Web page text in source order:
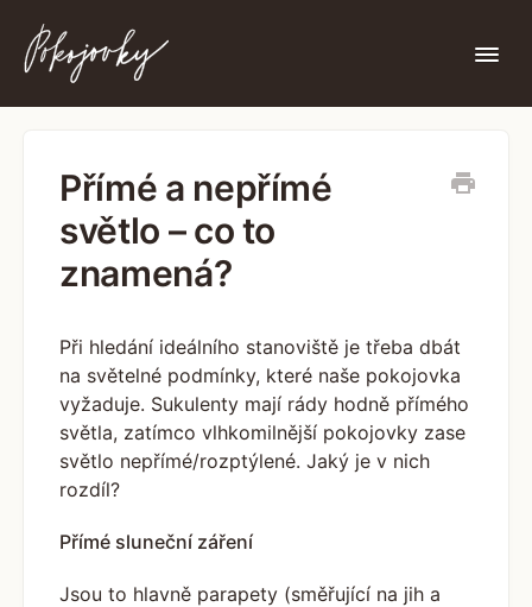
Přímé a nepřímé
světlo – co to
znamená?
Při hledání ideálního stanoviště je třeba dbát
na světelné podmínky, které naše pokojovka
vyžaduje. Sukulenty mají rády hodně přímého
světla, zatímco vlhkomilnější pokojovky zase
světlo nepřímé/rozptýlené. Jaký je v nich
rozdíl?
Přímé sluneční záření
Jsou to hlavně parapety (směřující na jih a